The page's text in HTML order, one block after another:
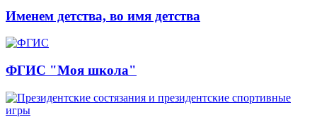
Именем детства, во имя детства
ФГИС "Моя школа"